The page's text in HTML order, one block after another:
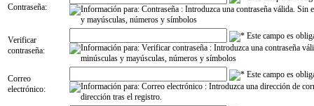
Contraseña:
Verificar
contraseña:
Correo
electrónico: